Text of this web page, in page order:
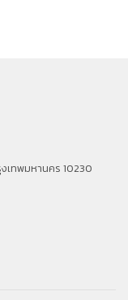
เทพมหานคร 10230